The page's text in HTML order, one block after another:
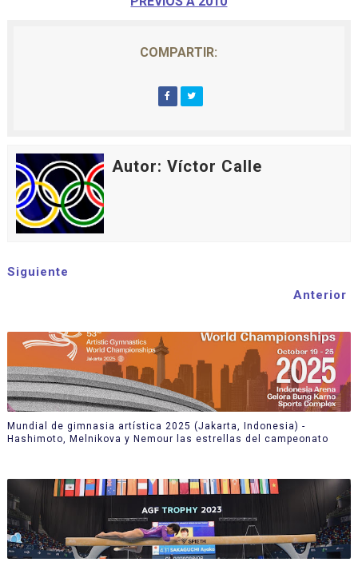
COMPARTIR:
Autor: Víctor Calle
Siguiente
Anterior
Mundial de gimnasia artística 2025 (Jakarta, Indonesia) -
Hashimoto, Melnikova y Nemour las estrellas del campeonato